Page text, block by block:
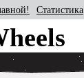
Статистика